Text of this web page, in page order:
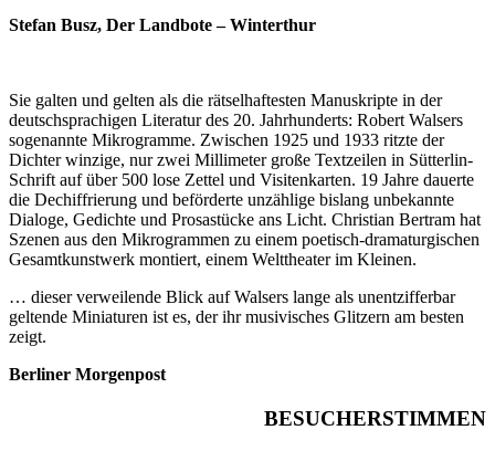
Stefan Busz, Der Landbote – Winterthur
Sie galten und gelten als die rätselhaftesten Manuskripte in der
deutschsprachigen Literatur des 20. Jahrhunderts: Robert Walsers
sogenannte Mikrogramme. Zwischen 1925 und 1933 ritzte der
Dichter winzige, nur zwei Millimeter große Textzeilen in Sütterlin-
Schrift auf über 500 lose Zettel und Visitenkarten. 19 Jahre dauerte
die Dechiffrierung und beförderte unzählige bislang unbekannte
Dialoge, Gedichte und Prosastücke ans Licht. Christian Bertram hat
Szenen aus den Mikrogrammen zu einem poetisch-dramaturgischen
Gesamtkunstwerk montiert, einem Welttheater im Kleinen.
… dieser verweilende Blick auf Walsers lange als unentzifferbar
geltende Miniaturen ist es, der ihr musivisches Glitzern am besten
zeigt.
Berliner Morgenpost
BESUCHERSTIMMEN